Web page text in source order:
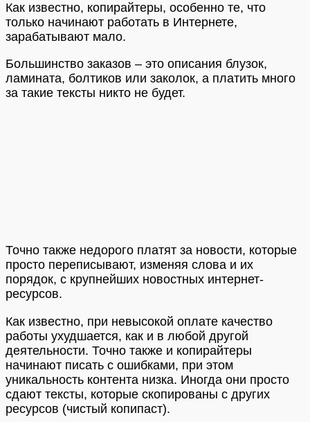
Как известно, копирайтеры, особенно те, что
только начинают работать в Интернете,
зарабатывают мало.
Большинство заказов – это описания блузок,
ламината, болтиков или заколок, а платить много
за такие тексты никто не будет.
Точно также недорого платят за новости, которые
просто переписывают, изменяя слова и их
порядок, с крупнейших новостных интернет-
ресурсов.
Как известно, при невысокой оплате качество
работы ухудшается, как и в любой другой
деятельности. Точно также и копирайтеры
начинают писать с ошибками, при этом
уникальность контента низка. Иногда они просто
сдают тексты, которые скопированы с других
ресурсов (чистый копипаст).